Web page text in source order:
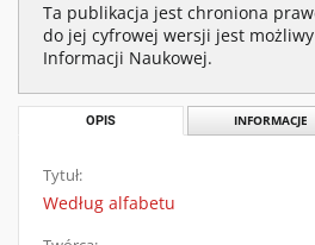
Ta publikacja jest chroniona
do jej cyfrowej wersji jest
Informacji Naukowej.
OPIS INFORMACJE
Tytuł:
Według alfabetu